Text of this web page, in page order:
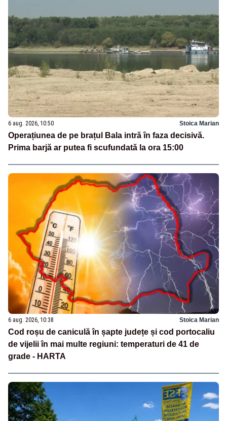
6 aug. 2026, 10:50 Stoica Marian
Operațiunea de pe brațul Bala intră în faza decisivă.
Prima barjă ar putea fi scufundată la ora 15:00
6 aug. 2026, 10:38 Stoica Marian
Cod roșu de caniculă în șapte județe și cod portocaliu
de vijelii în mai multe regiuni: temperaturi de 41 de
grade - HARTA